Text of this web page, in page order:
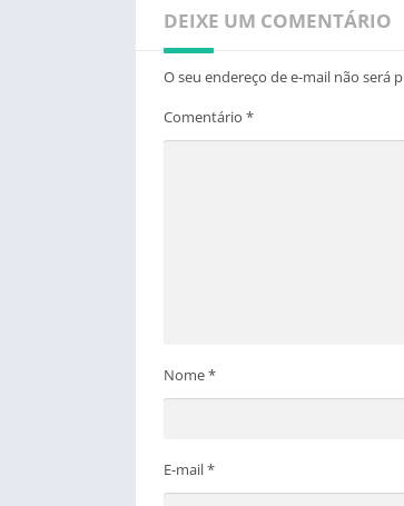
DEIXE UM COMENTÁRIO
O seu endereço de e-mail não será
Comentário *
Nome*
E-mail*